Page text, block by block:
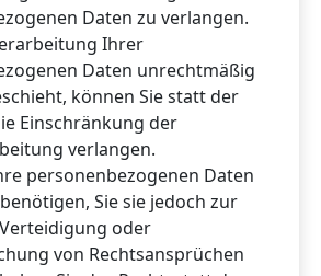
Daten zu verlangen.
Ihrer
Daten unrechtmäßig
können Sie statt der
Einschränkung der
verlangen.
personenbezogenen Daten
Sie sie jedoch zur
oder
von Rechtsansprüchen